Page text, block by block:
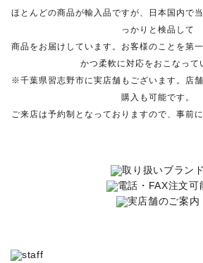
ほとんどの商品が輸入品ですが、日本国内で
っかりと検品して
商品をお届けしています。お客様のことを第
かつ柔軟に対応をおこなって
※千葉県習志野市に実店舗もございます。店
購入も可能です。
ご来店は予約制となっておりますので、事前